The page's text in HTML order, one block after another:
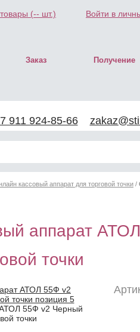
(-- шт.) Войти в
Заказ Получение
911 924-85-66
кассовый аппарат для торговой точки /
аппарат
точки
55Ф v2 Черный
точки